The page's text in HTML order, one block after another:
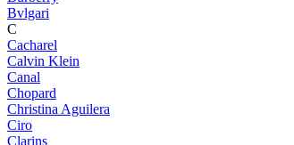
Bvlgari
C
Cacharel
Calvin Klein
Canal
Chopard
Christina Aguilera
Ciro
Clarins